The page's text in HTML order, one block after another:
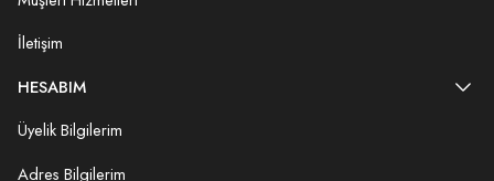
İletişim
HESABIM
Üyelik Bilgilerim
Adres Bilgilerim